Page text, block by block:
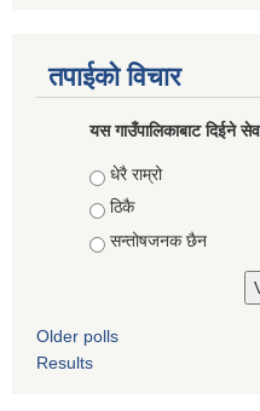
तपाईको विचार
यस गाउँपालिकाबाट दिईने
Choices
धेरै राम्रो
ठिकै
सन्तोषजनक छैन
Older polls
Results